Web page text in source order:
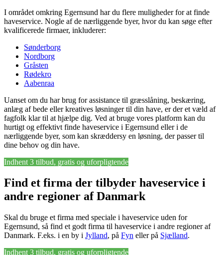
I området omkring Egernsund har du flere muligheder for at finde
haveservice. Nogle af de nærliggende byer, hvor du kan søge efter
kvalificerede firmaer, inkluderer:
Sønderborg
Nordborg
Gråsten
Rødekro
Aabenraa
Uanset om du har brug for assistance til græsslåning, beskæring,
anlæg af bede eller kreatives løsninger til din have, er der et væld af
fagfolk klar til at hjælpe dig. Ved at bruge vores platform kan du
hurtigt og effektivt finde haveservice i Egernsund eller i de
nærliggende byer, som kan skræddersy en løsning, der passer til
dine behov og din have.
Indhent 3 tilbud, gratis og uforpligtende
Find et firma der tilbyder haveservice i
andre regioner af Danmark
Skal du bruge et firma med speciale i haveservice uden for
Egernsund, så find et godt firma til haveservice i andre regioner af
Danmark. F.eks. i en by i Jylland, på Fyn eller på Sjælland.
Indhent 3 tilbud, gratis og uforpligtende